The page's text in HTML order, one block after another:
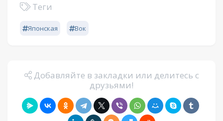
Теги
Японская Вок
Добавляйте в закладки или делитесь с
друзьями!